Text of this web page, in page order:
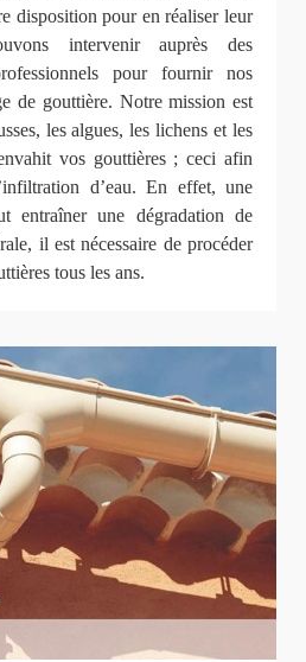
disposition pour en réaliser leur
intervenir auprès des
pour fournir nos
de gouttière. Notre mission est
les algues, les lichens et les
vos gouttières ; ceci afin
d’eau. En effet, une
entraîner une dégradation de
il est nécessaire de procéder
tous les ans.